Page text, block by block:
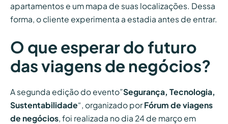
apartamentos e um mapa de suas localizações. Dessa
forma, o cliente experimenta a estadia antes de entrar.
O que esperar do futuro
das viagens de negócios?
A segunda edição do evento”Segurança, Tecnologia,
Sustentabilidade“, organizado por Fórum de viagens
de negócios, foi realizada no dia 24 de março em